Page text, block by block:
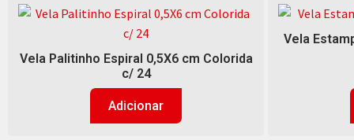
Vela Palitinho Espiral 0,5X6 cm Colorida
c/ 24
Adicionar
Vela